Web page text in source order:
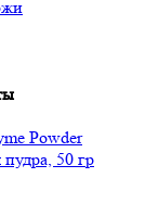
Powder
50 гр